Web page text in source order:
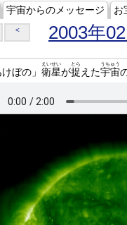
宇宙からのメッセージ お
< 2003年02
ぼの」 衛星
えいせい
が捉
とら
えた宇宙
うちゅう